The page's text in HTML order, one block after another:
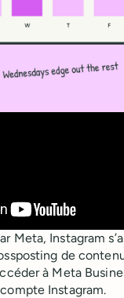
Meta, Instagram
de
à Meta
Instagram.